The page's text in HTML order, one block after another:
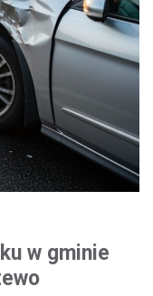
w gminie